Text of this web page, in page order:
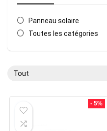
Panneau solaire
Toutes les catégories
Tout
- 5%